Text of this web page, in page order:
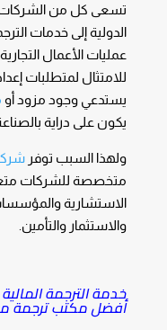
تسعى كل من الشركات
الدولية إلى خدمات
عمليات الأعمال
للامتثال لمتطلبات
يستدعي وجود مزود أو
يكون على دراية
ولهذا السبب توفر
متخصصة للشركات
الاستشارية
والاستثمار والتأمين.
خدمة الترجمة
أفضل مكتب ترجمة